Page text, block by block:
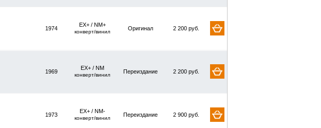
1974
EX+ / NM+
конверт/винил
Оригинал 2 200 руб.
1969
EX+ / NM
конверт/винил
Переиздание 2 200 руб.
1973
EX+ / NM-
конверт/винил
Переиздание 2 900 руб.